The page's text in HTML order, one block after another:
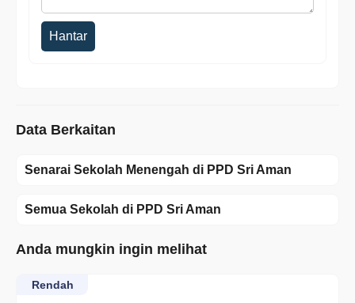
Hantar
Data Berkaitan
Senarai Sekolah Menengah di PPD Sri Aman
Semua Sekolah di PPD Sri Aman
Anda mungkin ingin melihat
Rendah